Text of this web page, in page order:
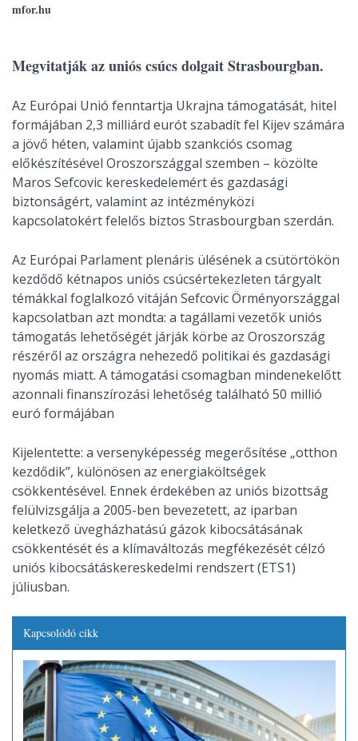
mfor.hu
Megvitatják az uniós csúcs dolgait Strasbourgban.
Az Európai Unió fenntartja Ukrajna támogatását, hitel
formájában 2,3 milliárd eurót szabadít fel Kijev számára
a jövő héten, valamint újabb szankciós csomag
előkészítésével Oroszországgal szemben – közölte
Maros Sefcovic kereskedelemért és gazdasági
biztonságért, valamint az intézményközi
kapcsolatokért felelős biztos Strasbourgban szerdán.
Az Európai Parlament plenáris ülésének a csütörtökön
kezdődő kétnapos uniós csúcsértekezleten tárgyalt
témákkal foglalkozó vitáján Sefcovic Örményországgal
kapcsolatban azt mondta: a tagállami vezetők uniós
támogatás lehetőségét járják körbe az Oroszország
részéről az országra nehezedő politikai és gazdasági
nyomás miatt. A támogatási csomagban mindenekelőtt
azonnali finanszírozási lehetőség található 50 millió
euró formájában
Kijelentette: a versenyképesség megerősítése „otthon
kezdődik”, különösen az energiaköltségek
csökkentésével. Ennek érdekében az uniós bizottság
felülvizsgálja a 2005-ben bevezetett, az iparban
keletkező üvegházhatású gázok kibocsátásának
csökkentését és a klímaváltozás megfékezését célzó
uniós kibocsátáskereskedelmi rendszert (ETS1)
júliusban.
Kapcsolódó cikk